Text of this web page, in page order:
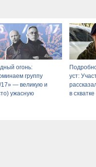
огонь:
группу
17» — великую и
ужасную
уст:
в